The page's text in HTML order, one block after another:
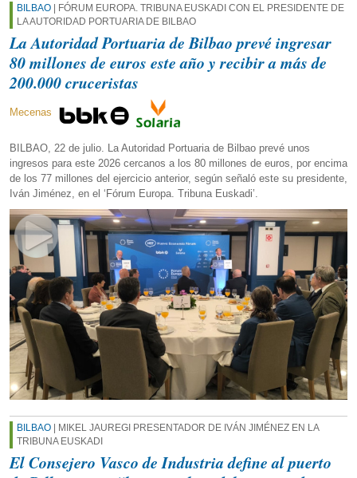
BILBAO | FÓRUM EUROPA. TRIBUNA EUSKADI CON EL PRESIDENTE DE
LA AUTORIDAD PORTUARIA DE BILBAO
La Autoridad Portuaria de Bilbao prevé ingresar
80 millones de euros este año y recibir a más de
200.000 cruceristas
Mecenas
BILBAO, 22 de julio. La Autoridad Portuaria de Bilbao prevé unos
ingresos para este 2026 cercanos a los 80 millones de euros, por encima
de los 77 millones del ejercicio anterior, según señaló este su presidente,
Iván Jiménez, en el ‘Fórum Europa. Tribuna Euskadi’.
BILBAO | MIKEL JAUREGI PRESENTADOR DE IVÁN JIMÉNEZ EN LA
TRIBUNA EUSKADI
El Consejero Vasco de Industria define al puerto